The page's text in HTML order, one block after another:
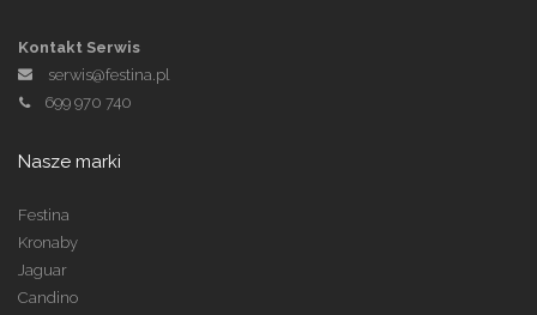
Kontakt Serwis
serwis@festina.pl
699 970 740
Nasze marki
Festina
Kronaby
Jaguar
Candino